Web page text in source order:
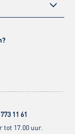
11 61
tot 17.00 uur.